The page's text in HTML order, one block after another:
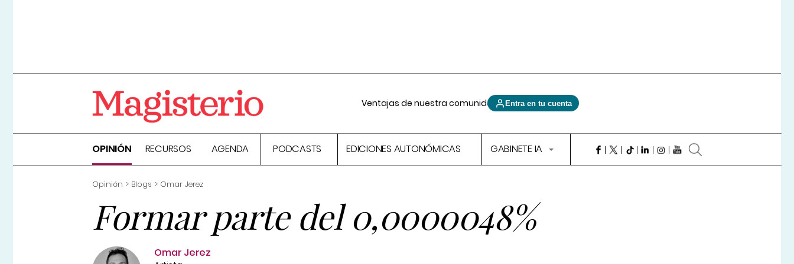
Ventajas de nuestra comunidad Entra en tu cuenta
OPINIÓN RECURSOS AGENDA PODCASTS EDICIONES AUTONÓMICAS GABINETE IA
Opinión Blogs Omar Jerez
Formar parte del 0,0000048%
Omar Jerez